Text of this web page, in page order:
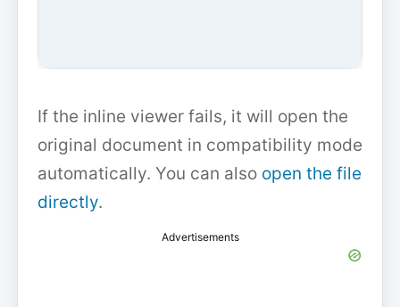
If the inline viewer fails, it will open the
original document in compatibility mode
automatically. You can also open the file
directly.
Advertisements